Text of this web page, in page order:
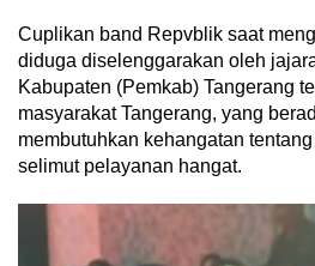
Cuplikan band Repvblik saat
diduga diselenggarakan oleh
Kabupaten (Pemkab) Tangerang
masyarakat Tangerang, yang
membutuhkan kehangatan
selimut pelayanan hangat.